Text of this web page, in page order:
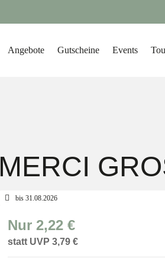
Angebote Gutscheine Events
MERCI
bis 31.08.2026
Nur 2,22 €
statt UVP 3,79 €